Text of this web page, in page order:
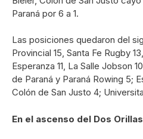
Paraná por 6 a 1.
Las posiciones quedaron del
Provincial 15, Santa Fe Rugby
Esperanza 11, La Salle Jobson
de Paraná y Paraná Rowing 5;
Colón de San Justo 4;
En el ascenso del Dos Orillas